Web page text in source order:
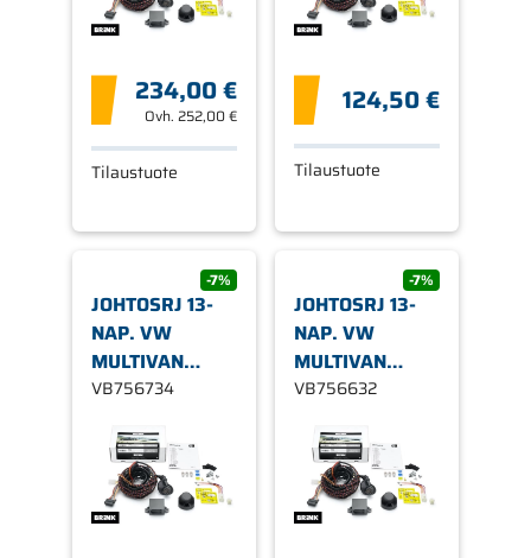
234,00 €
Ovh. 252,00 €
Tilaustuote
124,50 €
Tilaustuote
-7%
JOHTOSRJ 13-
NAP. VW
MULTIVAN
V/VW
VB756734
-7%
JOHTOSRJ 13-
NAP. VW
MULTIVAN
V/VW
VB756632